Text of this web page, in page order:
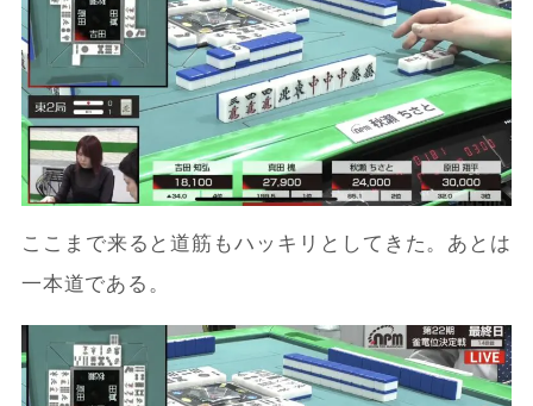
ここまで来ると道筋もハッキリとしてきた。あとは
一本道である。